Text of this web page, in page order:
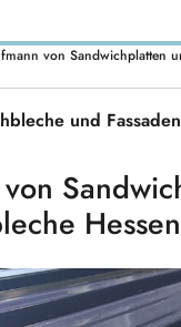
von Sandwichplatten
und
Hessen